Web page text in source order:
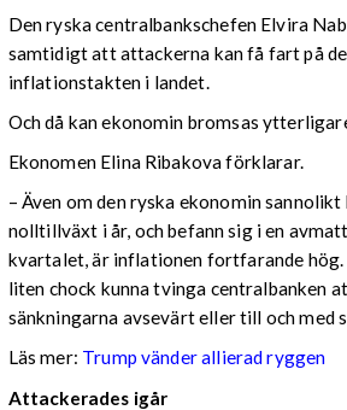
Den ryska centralbankschefen Elvira
samtidigt att attackerna kan få fart på
inflationstakten i landet.
Och då kan ekonomin bromsas
Ekonomen Elina Ribakova förklarar.
– Även om den ryska ekonomin
nolltillväxt i år, och befann sig i en
kvartalet, är inflationen fortfarande
liten chock kunna tvinga centralbanken
sänkningarna avsevärt eller till och med
Läs mer: Trump vänder allierad ryggen
Attackerades igår